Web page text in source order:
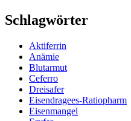
Schlagwörter
Aktiferrin
Anämie
Blutarmut
Ceferro
Dreisafer
Eisendragees-Ratiopharm
Eisenmangel